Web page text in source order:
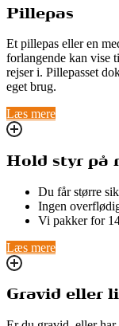
Pillepas
Et pillepas eller en
forlangende kan vise
rejser i. Pillepasset
eget brug.
Læs mere
Hold styr på
Du får større
Ingen
Vi pakker for
Læs mere
Gravid eller